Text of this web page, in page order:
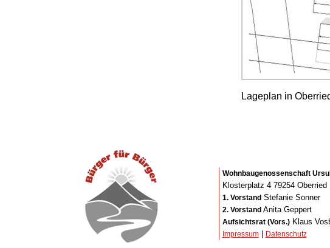
Lageplan in
Wohnbaugenossenschaft
Klosterplatz 4 79254 Oberried
1. VorstandStefanie Sonner
2. VorstandAnita Geppert
Aufsichtsrat (Vors.)Klaus
Impressum| Datenschutz